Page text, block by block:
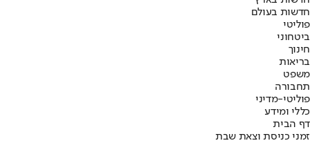
חדשות בעולם
פוליטי
ביטחוני
חינוך
בריאות
משפט
תחבורה
פוליטי-מדיני
כללי ומידע
דף הבית
זמני כניסת וצאת שבת